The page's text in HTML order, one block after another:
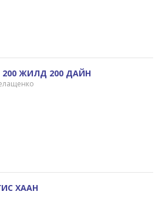
200 ЖИЛД 200 ДАЙН
ХААН